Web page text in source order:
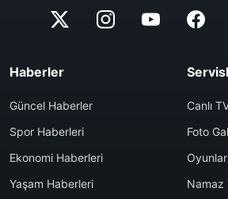
Haberler
Güncel Haberler
Spor Haberleri
Ekonomi Haberleri
Yaşam Haberleri
Canlı
Foto
Oyunlar
Namaz